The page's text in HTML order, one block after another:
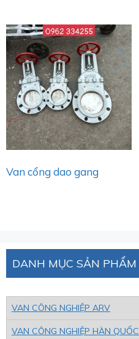
Van cổng dao gang
DANH MỤC SẢN PHẨM
VAN CÔNG NGHIỆP ARV
VAN CÔNG NGHIỆP HÀN QUỐC